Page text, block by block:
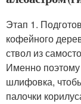
Этап 1.
кофейного
ствол из
Именно
шлифовка,
палочки